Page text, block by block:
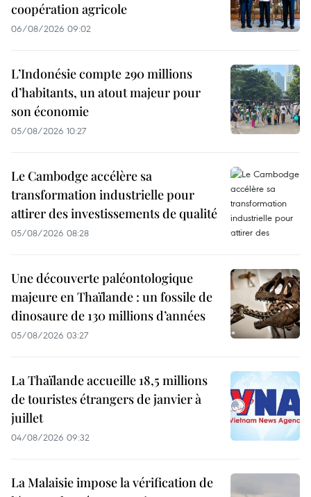
coopération agricole
06/08/2026 09:02
L’Indonésie compte 290 millions
d’habitants, un atout majeur pour
son économie
05/08/2026 10:27
Le Cambodge accélère sa
transformation industrielle pour
attirer des investissements de qualité
05/08/2026 08:28
Une découverte paléontologique
majeure en Thaïlande : un fossile de
dinosaure de 130 millions d’années
05/08/2026 03:27
La Thaïlande accueille 18,5 millions
de touristes étrangers de janvier à
juillet
04/08/2026 09:32
La Malaisie impose la vérification de